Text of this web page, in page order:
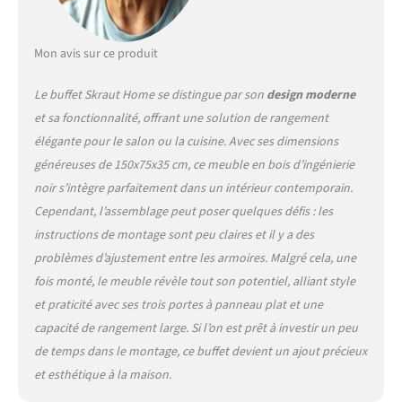
moins de 30 kgs et mesurent
bénéficient d'un excellent
service après-vente, avec un
stock permanent de pièces
de rechange. Montage facile
: les meubles Skraut Home
sont faciles à monter grâce à
des instructions claires et
détaillées. Aucun outil
spécial n'est nécessaire et
vous pouvez profiter de
votre nouveau meuble en
un temps record.
Mon avis sur ce produit
Le buffet Skraut Home se distingue par son design moderne
et sa fonctionnalité, offrant une solution de rangement
élégante pour le salon ou la cuisine. Avec ses dimensions
généreuses de 150x75x35 cm, ce meuble en bois d’ingénierie
noir s’intègre parfaitement dans un intérieur contemporain.
Cependant, l’assemblage peut poser quelques défis : les
instructions de montage sont peu claires et il y a des
problèmes d’ajustement entre les armoires. Malgré cela, une
fois monté, le meuble révèle tout son potentiel, alliant style
et praticité avec ses trois portes à panneau plat et une
capacité de rangement large. Si l’on est prêt à investir un peu
de temps dans le montage, ce buffet devient un ajout précieux
et esthétique à la maison.